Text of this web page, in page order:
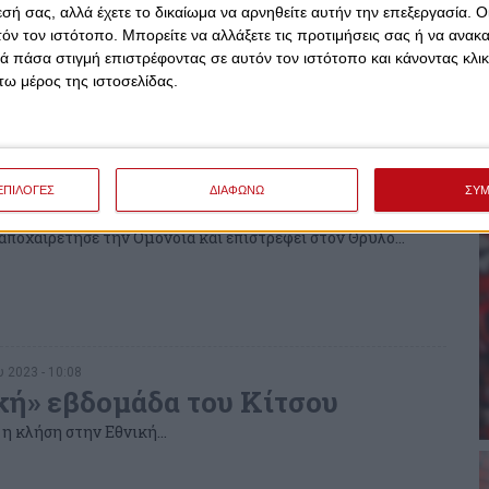
σας, αλλά έχετε το δικαίωμα να αρνηθείτε αυτήν την επεξεργασία.
τον ιστότοπο. Μπορείτε να αλλάξετε τις προτιμήσεις σας ή να
στιγμή επιστρέφοντας σε αυτόν τον ιστότοπο και κάνοντας
μέρος της ιστοσελίδας.
ΔΙΑΦΩΝΩ
θέλει να αγοράσει τον
επιθυμεί την απόκτηση του νεαρού αριστερού μπακ
και ο Κίτσος! (photo)
την Ομόνοια και επιστρέφει στον Θρύλο...
2023 - 10:08
εβδομάδα του Κίτσου
κλήση στην Εθνική...